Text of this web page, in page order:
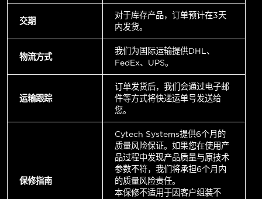
交期
对于库存产品，订单预计在3天
内发货。
物流方式
我们为国际运输提供DHL、
FedEx、UPS。
运输跟踪
订单发货后，我们会通过电子邮
件等方式将快递运单号发送给
您。
保修指南
Cytech Systems提供6个月的
质量风险保证。如果您在使用产
品过程中发现产品质量与原技术
参数不符，我们将承担6个月内
的质量风险责任。
本保修不适用于因客户组装不